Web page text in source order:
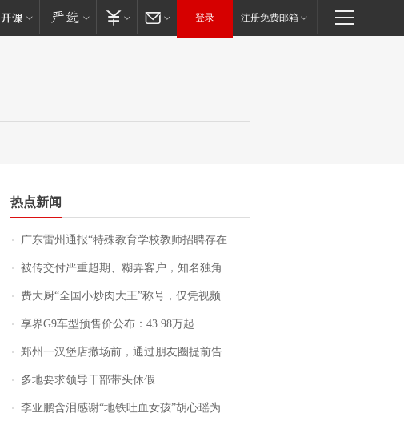
登录 注册免费邮箱
热点新闻
广东雷州通报“特殊教育学校教师招聘存在违规行为”：已启动问责程序 副校长被停职
被传交付严重超期、糊弄客户，知名独角兽车企创始人回应：都没证据，将依法采取措施，“本人长期与美国交管局保持沟通，对方表示肯定”
费大厨“全国小炒肉大王”称号，仅凭视频评出？中国烹饪协会回应
享界G9车型预售价公布：43.98万起
郑州一汉堡店撤场前，通过朋友圈提前告知逐一退费，有顾客仅剩1元也全被退回，分文不少；顾客：言而有信，让人感动
多地要求领导干部带头休假
李亚鹏含泪感谢“地铁吐血女孩”胡心瑶为嫣然天使捐99999元：这份捐赠太沉重，尊重其捐赠意愿，个人向胡心瑶和她的病友之家各捐赠99999元